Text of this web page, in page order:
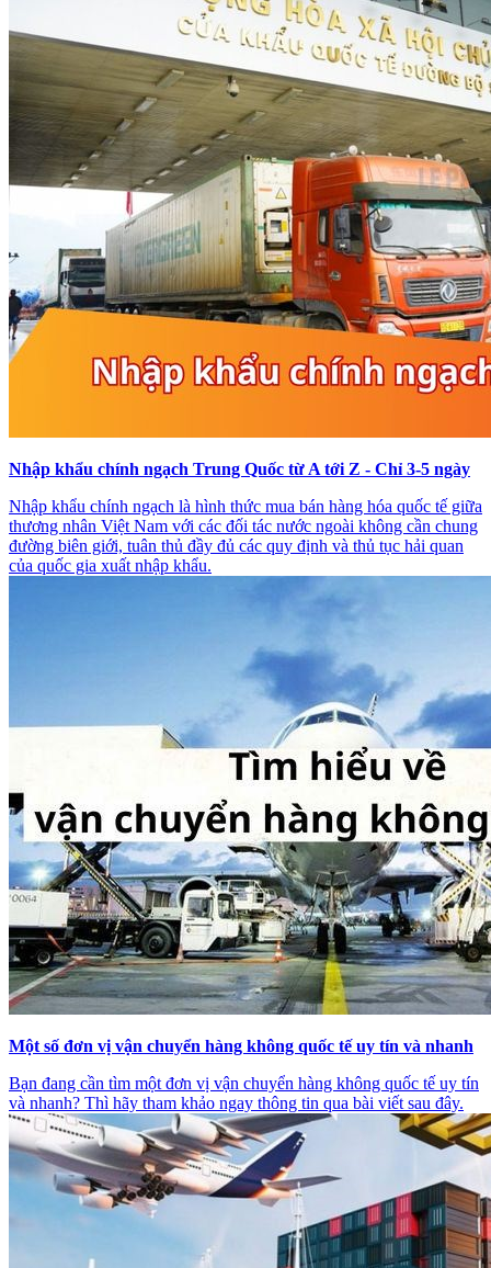
Nhập khẩu chính ngạch Trung Quốc từ A tới Z - Chỉ 3-5 ngày
Nhập khẩu chính ngạch là hình thức mua bán hàng hóa quốc tế giữa
thương nhân Việt Nam với các đối tác nước ngoài không cần chung
đường biên giới, tuân thủ đầy đủ các quy định và thủ tục hải quan
của quốc gia xuất nhập khẩu.
Một số đơn vị vận chuyển hàng không quốc tế uy tín và nhanh
Bạn đang cần tìm một đơn vị vận chuyển hàng không quốc tế uy tín
và nhanh? Thì hãy tham khảo ngay thông tin qua bài viết sau đây.